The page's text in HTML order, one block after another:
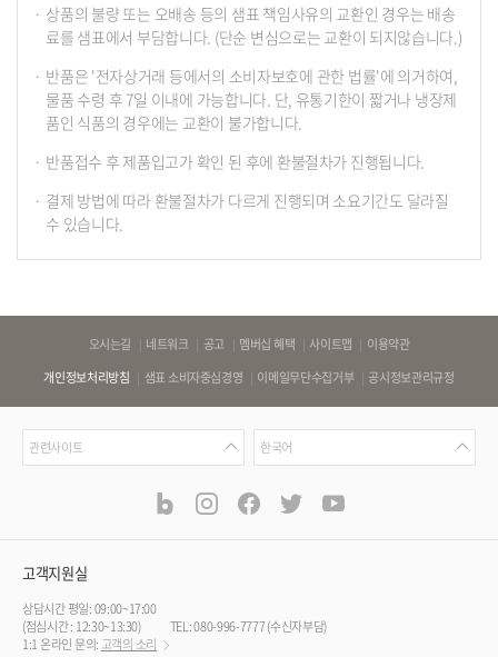
상품의 불량 또는 오배송 등의 샘표 책임사유의 교환인 경우는 배송
료를 샘표에서 부담합니다. (단순 변심으로는 교환이 되지않습니다.)
반품은 '전자상거래 등에서의 소비자보호에 관한 법률'에 의거하여,
물품 수령 후 7일 이내에 가능합니다. 단, 유통기한이 짧거나 냉장제
품인 식품의 경우에는 교환이 불가합니다.
반품접수 후 제품입고가 확인 된 후에 환불절차가 진행됩니다.
결제 방법에 따라 환불절차가 다르게 진행되며 소요기간도 달라질
수 있습니다.
오시는길 네트워크 공고 멤버십 혜택 사이트맵
이용약관
개인정보처리방침
샘표 소비자중심경영 이메일무단수집거부 공시정보관리규정
관
련
관련사이트
언
어
한국어
널
blog instagramfacebook
twitter
고객지원실
상담시간 평일: 09:00~17:00
(점심시간 : 12:30~13:30)
TEL: 080-996-7777 (수신자부담)
1:1 온라인 문의: 고객의 소리